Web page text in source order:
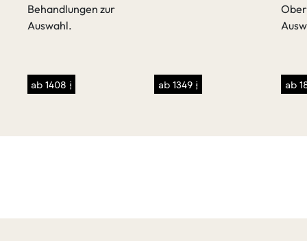
Behandlungen zur
Auswahl.
ab 1408 € ab 1349 € ab